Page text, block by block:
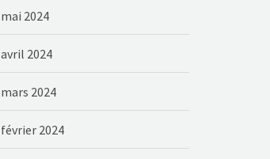
mai 2024
avril 2024
mars 2024
février 2024